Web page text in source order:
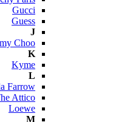
Gucci
Guess
J
Choo
K
Kyme
L
Farrow
Attico
Loewe
M